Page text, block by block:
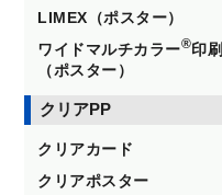
LIMEX（ポスター）
ワイドマルチカラー®印刷
（ポスター）
クリアPP
クリアカード
クリアポスター